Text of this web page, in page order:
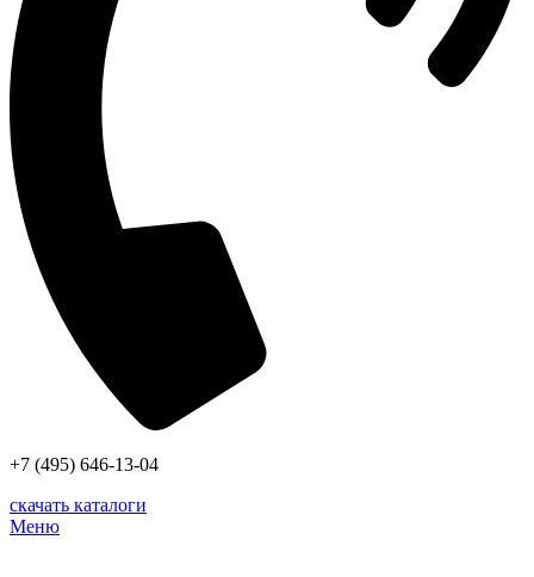
+7 (495) 646-13-04
скачать каталоги
Меню